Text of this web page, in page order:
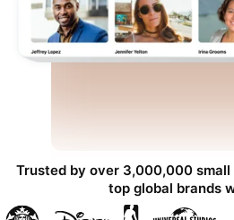
Trusted by over 3,000,000 small
top global brands